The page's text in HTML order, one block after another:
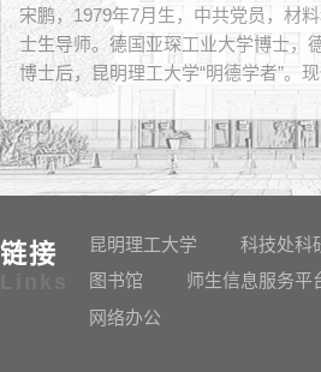
宋鹏，1979年7月生，中共党员，材
士生导师。德国亚琛工业大学博士，
博士后，昆明理工大学“明德学者”。
工作委员会常务理事、副秘书长，中
主任委员，中国机械工程学会表面分
色金属创新争先计划”（2024年），
产业创新人才及青年人才、江苏省双
职昆明理工大学，并牵头组...
链接 昆明理工大学 科技处科
图书馆
师生信息服务平
网络办公